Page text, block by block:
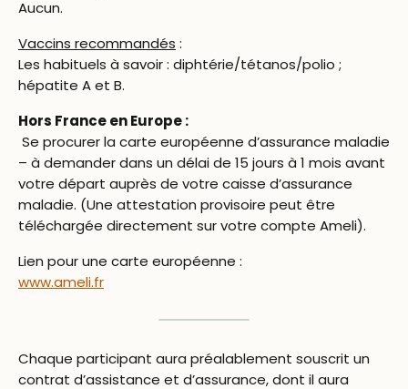
Aucun.
Vaccins recommandés :
Les habituels à savoir : diphtérie/tétanos/polio ;
hépatite A et B.
Hors France en Europe :
Se procurer la carte européenne d’assurance maladie
– à demander dans un délai de 15 jours à 1 mois avant
votre départ auprès de votre caisse d’assurance
maladie. (Une attestation provisoire peut être
téléchargée directement sur votre compte Ameli).
Lien pour une carte européenne :
www.ameli.fr
Chaque participant aura préalablement souscrit un
contrat d’assistance et d’assurance, dont il aura